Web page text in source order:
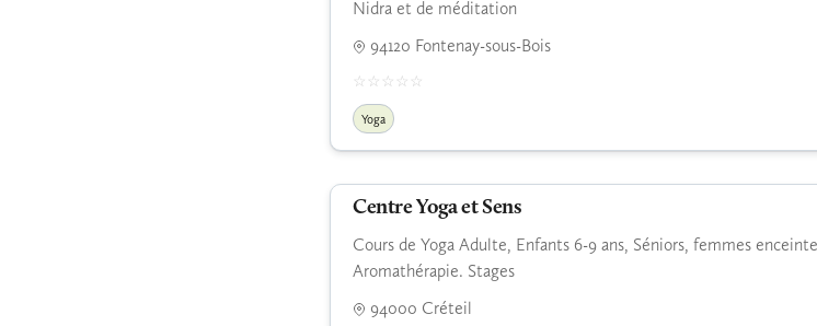
Nidra et de méditation
94120 Fontenay-sous-Bois
Yoga
Centre Yoga et Sens
Cours de Yoga Adulte, Enfants 6-9 ans, Séniors, femmes
Aromathérapie. Stages
94000 Créteil